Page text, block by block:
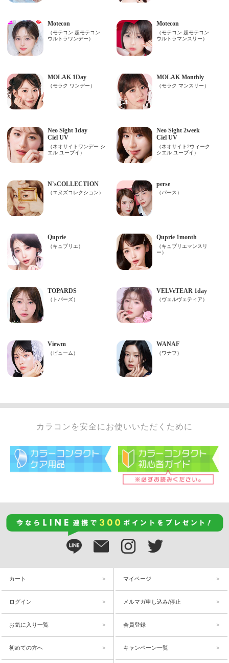
カラコンを安全にお使いいただくために
カート マイページ
ログイン メルマガ申し込み/停止
お気に入り一覧 会員登録
初めての方へ キャンペーン一覧